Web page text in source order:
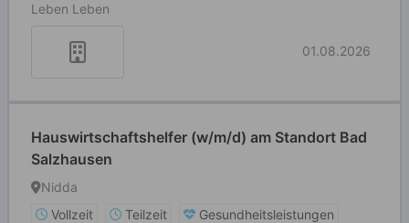
Leben Leben
01.08.2026
Hauswirtschaftshelfer (w/m/d) am Standort Bad
Salzhausen
Nidda
Vollzeit
Teilzeit
Gesundheitsleistungen